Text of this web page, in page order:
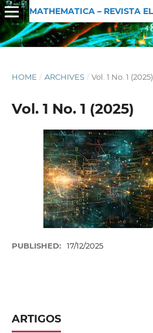
HOME / ARCHIVES / Vol. 1 No. 1 (2025)
Vol. 1 No. 1 (2025)
PUBLISHED: 17/12/2025
ARTIGOS